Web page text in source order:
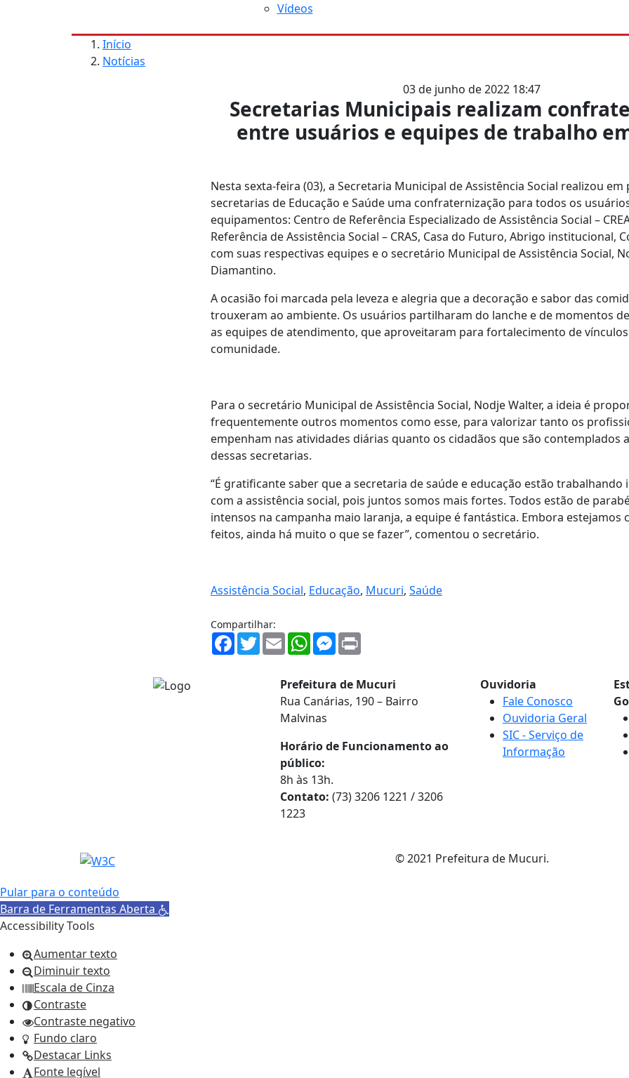
Vídeos
Início
Notícias
03 de junho de 2022 18:47
Secretarias Municipais realizam
entre usuários e equipes de trabalho
Nesta sexta-feira (03), a Secretaria Municipal de Assistência Social realizou em
secretarias de Educação e Saúde uma confraternização para todos os
equipamentos: Centro de Referência Especializado de Assistência Social –
Referência de Assistência Social – CRAS, Casa do Futuro, Abrigo institucional,
com suas respectivas equipes e o secretário Municipal de Assistência Social,
Diamantino.
A ocasião foi marcada pela leveza e alegria que a decoração e sabor das
trouxeram ao ambiente. Os usuários partilharam do lanche e de momentos
as equipes de atendimento, que aproveitaram para fortalecimento de
comunidade.
Para o secretário Municipal de Assistência Social, Nodje Walter, a ideia é
frequentemente outros momentos como esse, para valorizar tanto os
empenham nas atividades diárias quanto os cidadãos que são contemplados
dessas secretarias.
“É gratificante saber que a secretaria de saúde e educação estão
com a assistência social, pois juntos somos mais fortes. Todos estão de
intensos na campanha maio laranja, a equipe é fantástica. Embora estejamos
feitos, ainda há muito o que se fazer”, comentou o secretário.
Assistência Social, Educação, Mucuri, Saúde
Compartilhar:
Facebook
TwitterEmailWhatsAppMessenger
Prefeitura de Mucuri
Rua Canárias, 190 – Bairro
Malvinas
Horário de Funcionamento ao
público:
8h às 13h.
Contato: (73) 3206 1221 / 3206
1223
Ouvidoria
Fale Conosco
Ouvidoria Geral
SIC - Serviço de
Informação
© 2021 Prefeitura de Mucuri.
Pular para o conteúdo
Barra de Ferramentas Aberta
Accessibility Tools
Aumentar texto
Diminuir texto
Escala de Cinza
Contraste
Contraste negativo
Fundo claro
Destacar Links
Fonte legível